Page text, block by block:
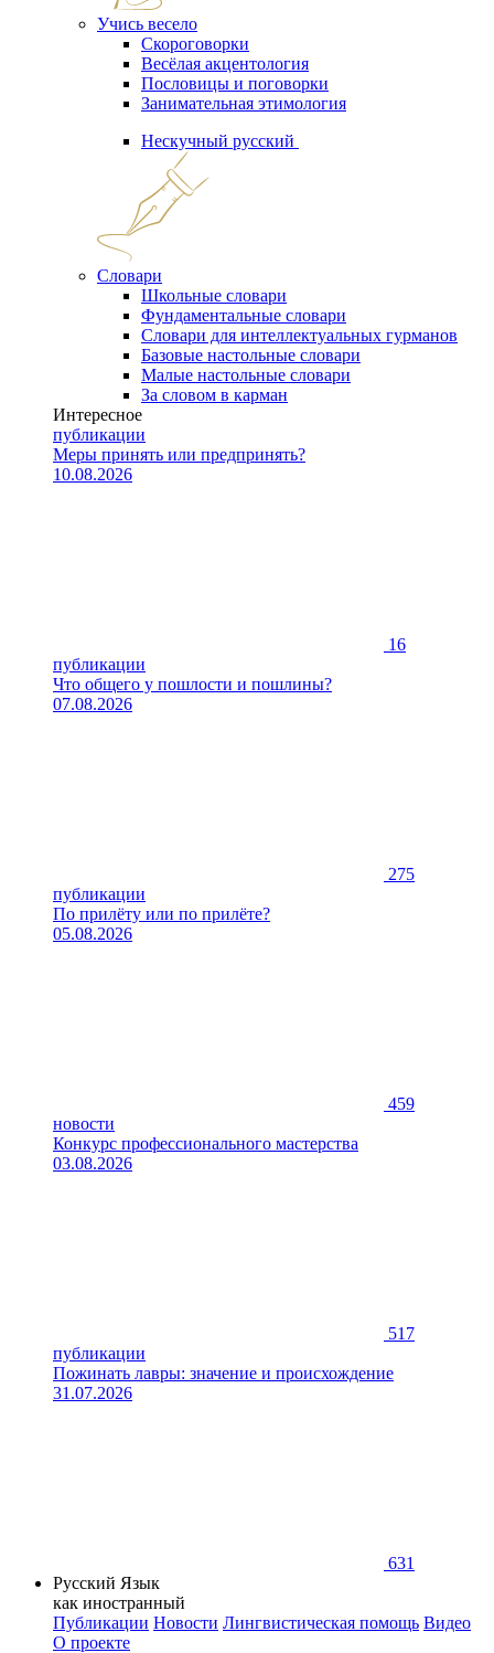
Учись весело
Скороговорки
Весёлая акцентология
Пословицы и поговорки
Занимательная этимология
Нескучный русский
Словари
Школьные словари
Фундаментальные словари
Словари для интеллектуальных гурманов
Базовые настольные словари
Малые настольные словари
За словом в карман
Интересное
публикации
Меры принять или предпринять?
10.08.2026
16
публикации
Что общего у пошлости и пошлины?
07.08.2026
275
публикации
По прилёту или по прилёте?
05.08.2026
459
новости
Конкурс профессионального мастерства
03.08.2026
517
публикации
Пожинать лавры: значение и происхождение
31.07.2026
631
Русский Язык
как иностранный
Публикации Новости Лингвистическая помощь Видео
О проекте